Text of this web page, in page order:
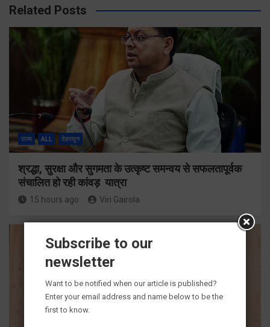
Related Posts
राज्य ALL देहरादून
श्रद्धा, सुरक्षा और सुगमता के उत्कृष्ट समन्वय से सफलतापूर्वक
संचालित हो रही कांवड़ यात्रा
15 hours ago Viri Gairola
Subscribe to our
newsletter
Want to be notified when our article is published?
Enter your email address and name below to be the
first to know.